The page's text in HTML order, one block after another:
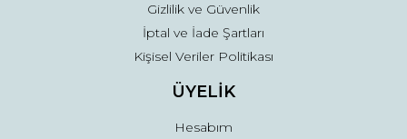
Gizlilik ve Güvenlik
İptal ve İade Şartları
Kişisel Veriler Politikası
ÜYELİK
Hesabım